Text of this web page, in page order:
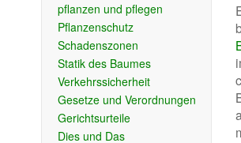
pflanzen und pflegen
Pflanzenschutz
Schadenszonen
Statik des Baumes
Verkehrssicherheit
Gesetze und Verordnungen
Gerichtsurteile
Dies und Das